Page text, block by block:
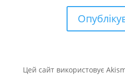
Цей сайт використовує